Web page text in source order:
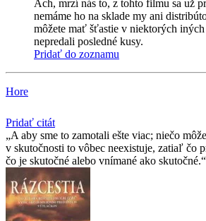
Ach, mrzí nás to, z tohto filmu sa už
nemáme ho na sklade my ani
môžete mať šťastie v niektorých
nepredali posledné kusy.
Pridať do zoznamu
Hore
Pridať citát
A aby sme to zamotali ešte viac; niečo
v skutočnosti to vôbec neexistuje, zatiaľ čo
čo je skutočné alebo vnímané ako skutočné.